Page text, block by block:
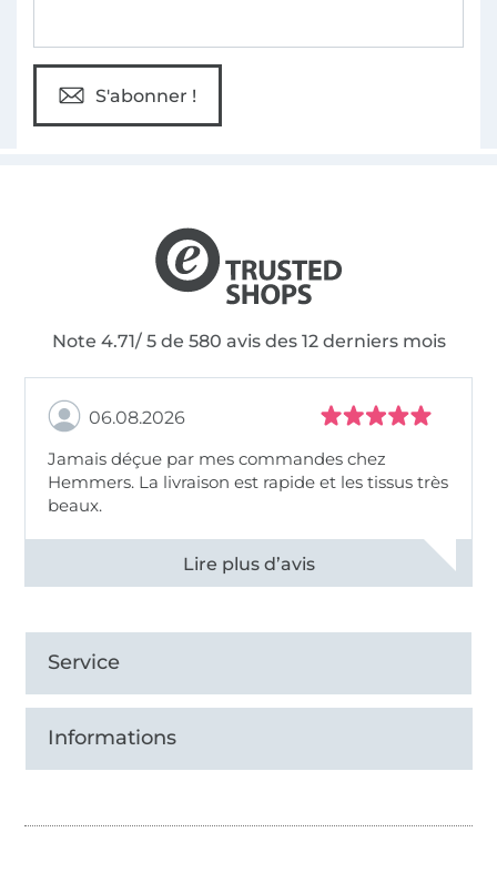
S'abonner !
Note 4.71/ 5 de 580 avis des 12 derniers mois
06.08.2026
Jamais déçue par mes commandes chez
Hemmers. La livraison est rapide et les tissus très
beaux.
Voir tous les 11495 commentaires
Service
Informations